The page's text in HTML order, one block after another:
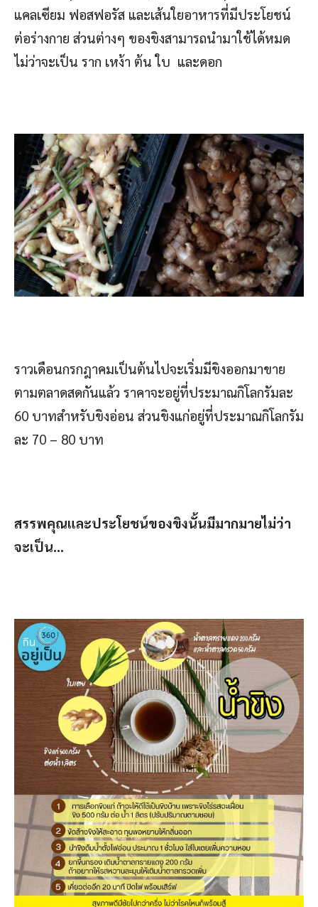
แคลเซียม ฟอสฟอรัส และเส้นใยอาหารที่มีประโยชน์
ต่อร่างกาย ส่วนต่างๆ ของขิงสามารถนำมาใช้ได้หมด
ไม่ว่าจะเป็น ราก เหง้า ต้น ใบ และดอก
ราวเดือนกรกฎาคมเป็นต้นไปจะเริ่มมีขิงออกมาขาย
ตามตลาดสดกันแล้ว ราคาจะอยู่ที่ประมาณกิโลกรัมละ
60 บาทสำหรับขิงอ่อน ส่วนขิงแก่อยู่ที่ประมาณกิโลกรัม
ละ 70 – 80 บาท
สรรพคุณและประโยชน์ของขิงนั้นมีมากมายไม่ว่า
จะเป็น…